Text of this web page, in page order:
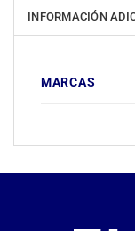
INFORMACIÓN
MARCAS